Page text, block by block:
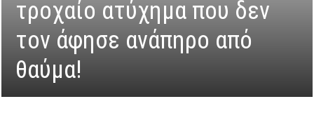
τροχαίο ατύχημα που δεν
τον άφησε ανάπηρο από
θαύμα!